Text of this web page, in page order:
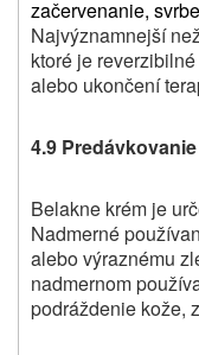
začervenanie,
Najvýznamnejší
ktoré je
alebo ukončení
4.9 Predávkovanie
Belakne krém je
Nadmerné
alebo výraznému
nadmernom
podráždenie kože,